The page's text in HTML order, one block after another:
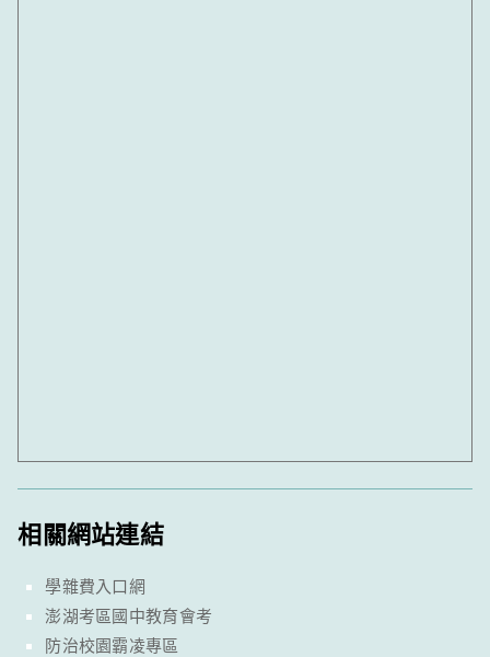
相關網站連結
學雜費入口網
澎湖考區國中教育會考
防治校園霸凌專區